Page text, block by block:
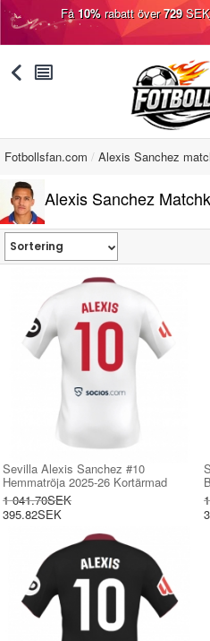
Få10%rabatt över729
󰅯 󰂩
Fotbollsfan.com Alexis Sanchez
Alexis Sanchez
Sevilla Alexis Sanchez #10
Hemmatröja 2025-26 Kortärmad
1 041.70SEK
395.82SEK